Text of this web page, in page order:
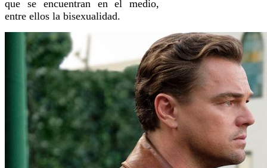
que se encuentran en el medio,
entre ellos la bisexualidad.